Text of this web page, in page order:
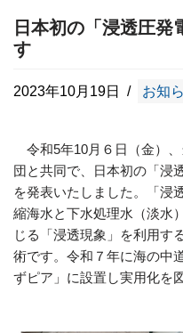
ッ
プ
日本初の「浸透圧発
す
2023年10月19日 お知
令和5年10月６日（金）
団と共同で、日本初の「浸
を発表いたしました。「浸
縮海水と下水処理水（淡水
じる「浸透現象」を利用す
術です。令和７年に海の中
ずピア」に設置し実用化を